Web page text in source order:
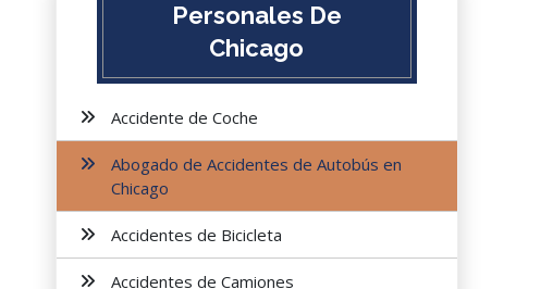
Personales De
Chicago
Accidente de Coche
Abogado de Accidentes de Autobús en
Chicago
Accidentes de Bicicleta
Accidentes de Camiones